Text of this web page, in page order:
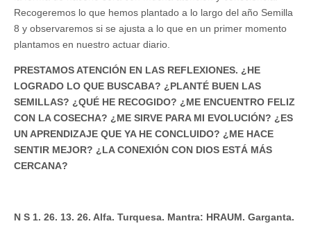
Recogeremos lo que hemos plantado a lo largo del año Semilla
8 y observaremos si se ajusta a lo que en un primer momento
plantamos en nuestro actuar diario.
PRESTAMOS ATENCIÓN EN LAS REFLEXIONES. ¿HE
LOGRADO LO QUE BUSCABA? ¿PLANTÉ BUEN LAS
SEMILLAS? ¿QUÉ HE RECOGIDO? ¿ME ENCUENTRO FELIZ
CON LA COSECHA? ¿ME SIRVE PARA MI EVOLUCIÓN? ¿ES
UN APRENDIZAJE QUE YA HE CONCLUIDO? ¿ME HACE
SENTIR MEJOR? ¿LA CONEXIÓN CON DIOS ESTÁ MÁS
CERCANA?
N S 1. 26. 13. 26. Alfa. Turquesa. Mantra: HRAUM. Garganta.